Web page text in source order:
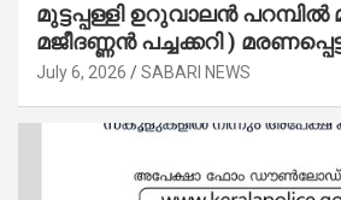
മുട്ടപ്പള്ളി ഉറുവാലൻ പറമ്പിൽ
മജീദണ്ണൻ പച്ചക്കറി )
July 6, 2026 SABARI NEWS